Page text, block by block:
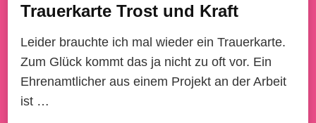
Trauerkarte Trost und Kraft
Leider brauchte ich mal wieder ein Trauerkarte.
Zum Glück kommt das ja nicht zu oft vor. Ein
Ehrenamtlicher aus einem Projekt an der Arbeit
ist …